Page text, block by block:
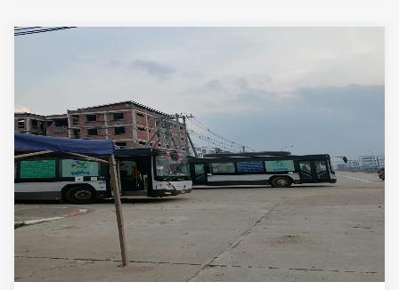
သဘောတူညီချက်အရ
လုပ်ငန်းအဆင့်အလိုက်